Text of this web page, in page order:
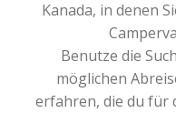
Kanada, in denen
Benutze die
möglichen
erfahren, die du für